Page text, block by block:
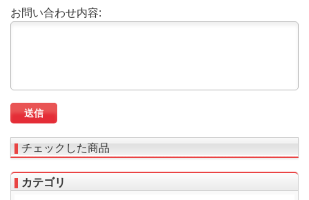
お問い合わせ内容:
チェックした商品
カテゴリ